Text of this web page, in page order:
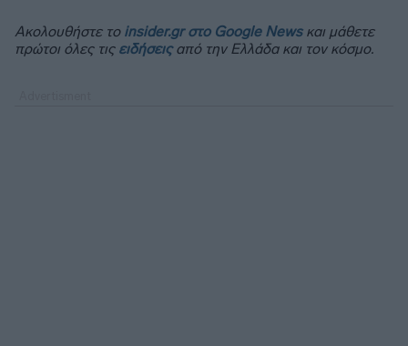
Ακολουθήστε το insider.gr στο Google Newsκαι μάθετε
πρώτοι όλες τις ειδήσειςαπό την Ελλάδα και τον κόσμο.